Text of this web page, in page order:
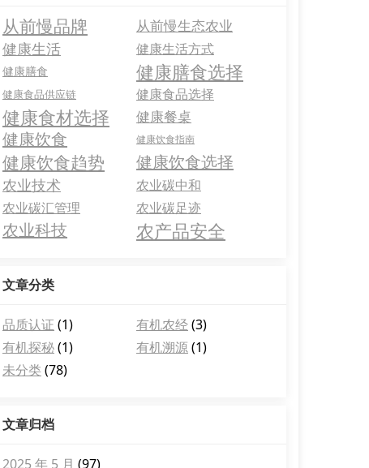
从前慢品牌 从前慢生态农业
健康生活 健康生活方式
健康膳食 健康膳食选择
健康食品供应链 健康食品选择
健康食材选择 健康餐桌
健康饮食 健康饮食指南
健康饮食趋势 健康饮食选择
农业技术
农业碳中和
农业碳汇管理
农业碳足迹
农业科技 农产品安全
文章分类
品质认证 (1) 有机农经(3)
有机探秘(1) 有机溯源(1)
未分类(78)
文章归档
2025 年 5 月 (97)